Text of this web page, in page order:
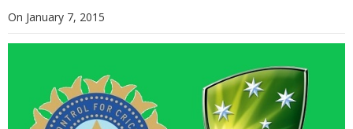
On January 7, 2015